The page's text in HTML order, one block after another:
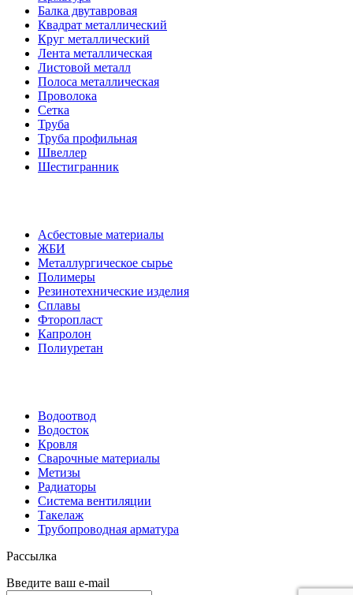
Балка двутавровая
Квадрат металлический
Круг металлический
Лента металлическая
Листовой металл
Полоса металлическая
Проволока
Сетка
Труба
Труба профильная
Швеллер
Шестигранник
Асбестовые материалы
ЖБИ
Металлургическое сырье
Полимеры
Резинотехнические изделия
Сплавы
Фторопласт
Капролон
Полиуретан
Водоотвод
Водосток
Кровля
Сварочные материалы
Метизы
Радиаторы
Система вентиляции
Такелаж
Трубопроводная арматура
Рассылка
Введите ваш e-mail